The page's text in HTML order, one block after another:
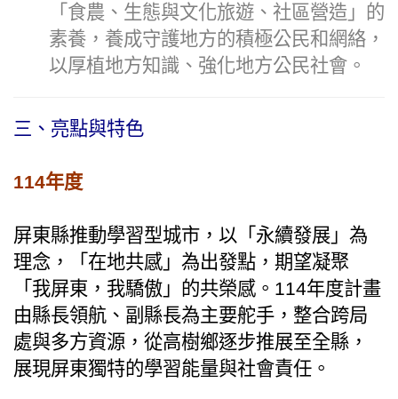
「食農、生態與文化旅遊、社區營造」的
素養，養成守護地方的積極公民和網絡，
以厚植地方知識、強化地方公民社會。
三、亮點與特色
114年度
屏東縣推動學習型城市，以「永續發展」為
理念，「在地共感」為出發點，期望凝聚
「我屏東，我驕傲」的共榮感。114年度計畫
由縣長領航、副縣長為主要舵手，整合跨局
處與多方資源，從高樹鄉逐步推展至全縣，
展現屏東獨特的學習能量與社會責任。